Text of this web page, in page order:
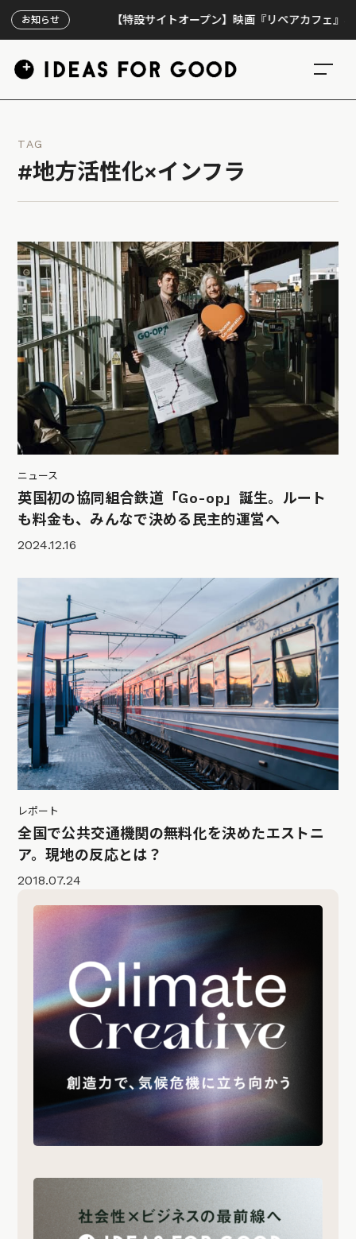
お知らせ 【特設サイトオープン】映画『リペアカフェ』、上映
TAG
#地方活性化×インフラ
ニュース
英国初の協同組合鉄道「Go-op」誕生。ルート
も料金も、みんなで決める民主的運営へ
2024.12.16
レポート
全国で公共交通機関の無料化を決めたエストニ
ア。現地の反応とは？
2018.07.24